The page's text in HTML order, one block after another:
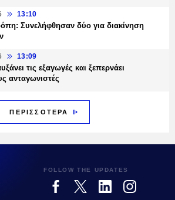
13:10
Συνελήφθησαν δύο για διακίνηση
13:09
τις εξαγωγές και ξεπερνάει
ανταγωνιστές
ΠΕΡΙΣΣΟΤΕΡΑ
FOLLOW THE UPDATES